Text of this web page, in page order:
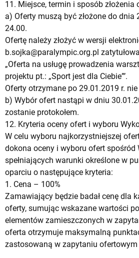
11. Miejsce, termin i sposób złożenia
a) Oferty muszą być złożone do dnia
24.00.
Ofertę należy złożyć w wersji
b.sojka@paralympic.org.pl
„Oferta na usługę prowadzenia
projektu pt.: „Sport jest dla Ciebie”’.
Oferty otrzymane po 29.01.2019 r.
b) Wybór ofert nastąpi w dniu
zostanie protokołem.
12. Kryteria oceny ofert i wyboru
W celu wyboru najkorzystniejszej
dokona oceny i wyboru ofert spośród
spełniających warunki określone w
oparciu o następujące kryteria:
1. Cena – 100%
Zamawiający będzie badał cenę dla
oferty, sumując wskazane wartości
elementów zamieszczonych w
oferta otrzymuje maksymalną
zastosowaną w zapytaniu ofertowym